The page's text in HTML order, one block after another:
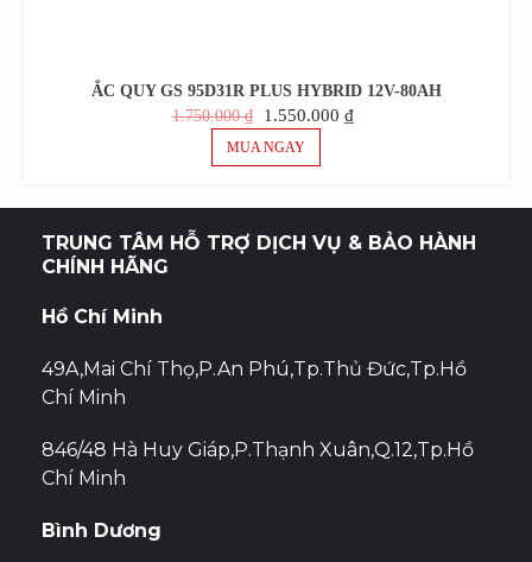
ẮC QUY GS 95D31R PLUS HYBRID 12V-80AH
1.750.000₫
GIÁ
GỐC
LÀ:
1.550.000 ₫
MUA NGAY
TRUNG TÂM HỖ TRỢ DỊCH VỤ & BẢO HÀNH
CHÍNH HÃNG
Hồ Chí Minh
49A,Mai Chí Thọ,P.An Phú,Tp.Thủ Đức,Tp.Hồ
Chí Minh
846/48 Hà Huy Giáp,P.Thạnh Xuân,Q.12,Tp.Hồ
Chí Minh
Bình Dương